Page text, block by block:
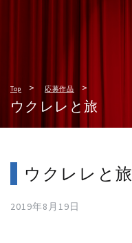
Top 応募作品
ウクレレと旅
ウクレレと旅
2019年8月19日